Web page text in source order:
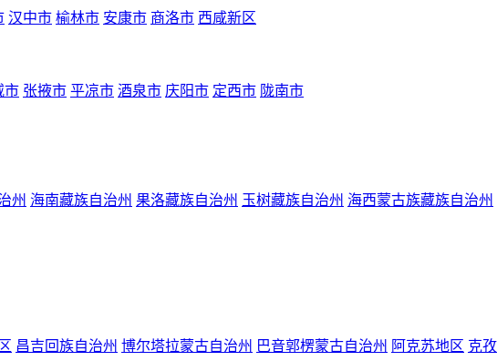
汉中市 榆林市 安康市 商洛市 西咸新区
市 张掖市 平凉市 酒泉市 庆阳市 定西市 陇南市
州 海南藏族自治州 果洛藏族自治州 玉树藏族自治州 海西蒙古族藏族自治州
昌吉回族自治州 博尔塔拉蒙古自治州 巴音郭楞蒙古自治州 阿克苏地区 克